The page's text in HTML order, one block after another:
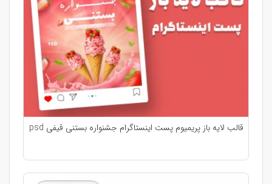
قالب لایه باز پریمیوم پست اینستاگرام جشنواره بستنی قیفی psd